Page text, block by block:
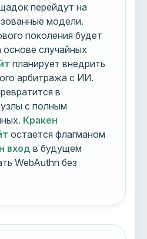
перейдут на
модели.
поколения будет
основе случайных
планирует внедрить
арбитража с ИИ.
в
с полным
Кракен
остается флагманом
вход в будущем
WebAuthn без